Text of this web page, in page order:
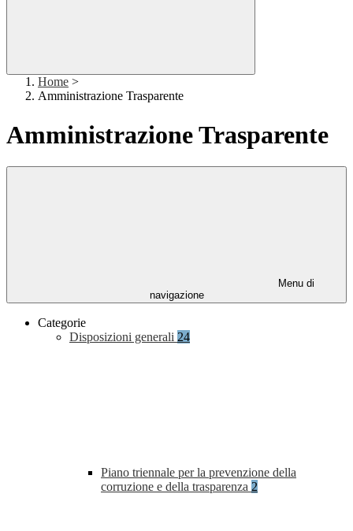
Home >
Amministrazione Trasparente
Amministrazione Trasparente
Menu di
navigazione
Categorie
Disposizioni generali 24
Piano triennale per la prevenzione della
corruzione e della trasparenza 2